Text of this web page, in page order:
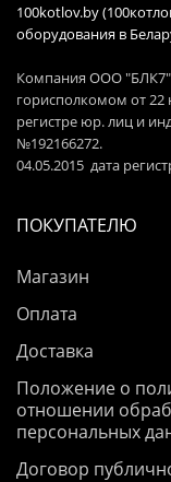
100kotlov.by
оборудования в
Компания ООО
горисполкомом от 22
регистре юр. лиц и
№192166272.
04.05.2015 дата
ПОКУПАТЕЛЮ
Магазин
Оплата
Доставка
Положение о
отношении
персональных
Договор